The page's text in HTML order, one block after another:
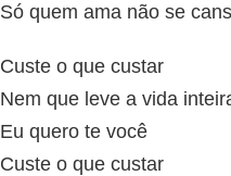
Só quem ama não se
Custe o que custar
Nem que leve a vida
Eu quero te você
Custe o que custar